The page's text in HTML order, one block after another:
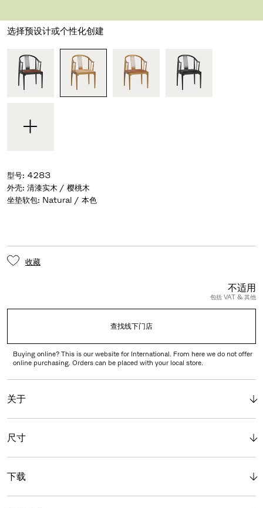
选择预设计或个性化创建
型号: 4283
外壳: 清漆实木 / 樱桃木
坐垫软包: Natural / 本色
收藏
不适用
包括 VAT & 其他
查找线下门店
Buying online? This is our website for International. From here we do not offer
online purchasing. Orders can be placed with your local store.
关于
尺寸
下载